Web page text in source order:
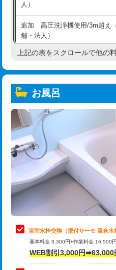
人）
追加 高圧洗浄機使用/3m超え
舗・法人）
高度高圧洗浄換
トーラー機使用/3mまで
追加トーラー機使用/3m超え
カメラ調査
桝清掃
止水・漏水調査・防水処理・清
理・調整・分解・加工など（軽
止水・漏水調査・防水処理・清
理・調整・分解・加工など（中
止水・漏水調査・防水処理・清
理・調整・分解・加工など（重
上記の表をスクロールで他の
お風呂
浴室水栓交換（壁付サーモ 混合水
基本料金 3,300円+作業料金 16,500
WEB割引3,000円➡63,000